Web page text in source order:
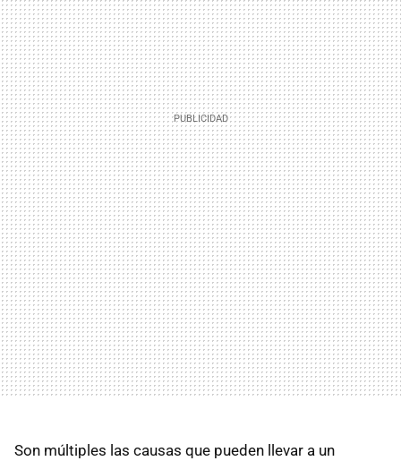
Son múltiples las causas que pueden llevar a un